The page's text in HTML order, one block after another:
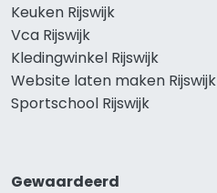
Keuken Rijswijk
Vca Rijswijk
Kledingwinkel Rijswijk
Website laten maken Rijswijk
Sportschool Rijswijk
Gewaardeerd